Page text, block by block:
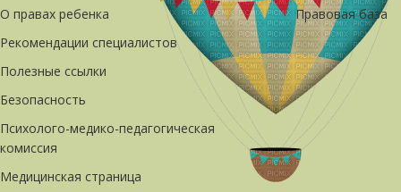
О правах ребенка
Рекомендации специалистов
Полезные ссылки
Безопасность
Психолого-медико-педагогическая
комиссия
Медицинская страница
Правовая база